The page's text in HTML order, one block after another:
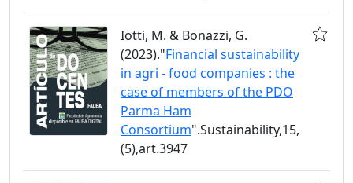
Iotti, M. & Bonazzi, G.
(2023)."Financial sustainability
in agri - food companies : the
case of members of the PDO
Parma Ham
Consortium".Sustainability,15,
(5),art.3947